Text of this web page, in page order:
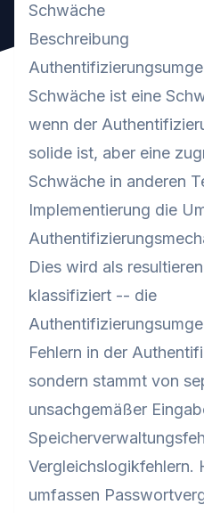
Schwäche
Beschreibung
Schwäche ist eine
wenn der
solide ist, aber eine
Schwäche in anderen
Implementierung die
Dies wird als
klassifiziert -- die
Fehlern in der
sondern stammt von
unsachgemäßer
Vergleichslogikfehlern.
umfassen